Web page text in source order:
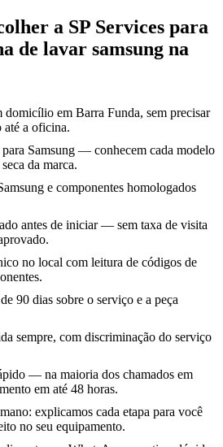
a SP Services para
de lavar samsung na
domicílio em Barra Funda, sem precisar
até a oficina.
para Samsung — conhecem cada modelo
da marca.
e componentes homologados
antes de iniciar — sem taxa de visita
no local com leitura de códigos de
90 dias sobre o serviço e a peça
sempre, com discriminação do serviço
— na maioria dos chamados em
em até 48 horas.
explicamos cada etapa para você
no seu equipamento.